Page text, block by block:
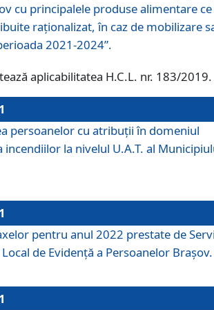
cu principalele produse alimentare ce
raționalizat, în caz de mobilizare
2021-2024”.
aplicabilitatea H.C.L. nr. 183/2019.
persoanelor cu atribuții în domeniul
la nivelul U.A.T. al
pentru anul 2022 prestate de
de Evidență a Persoanelor Braşov.